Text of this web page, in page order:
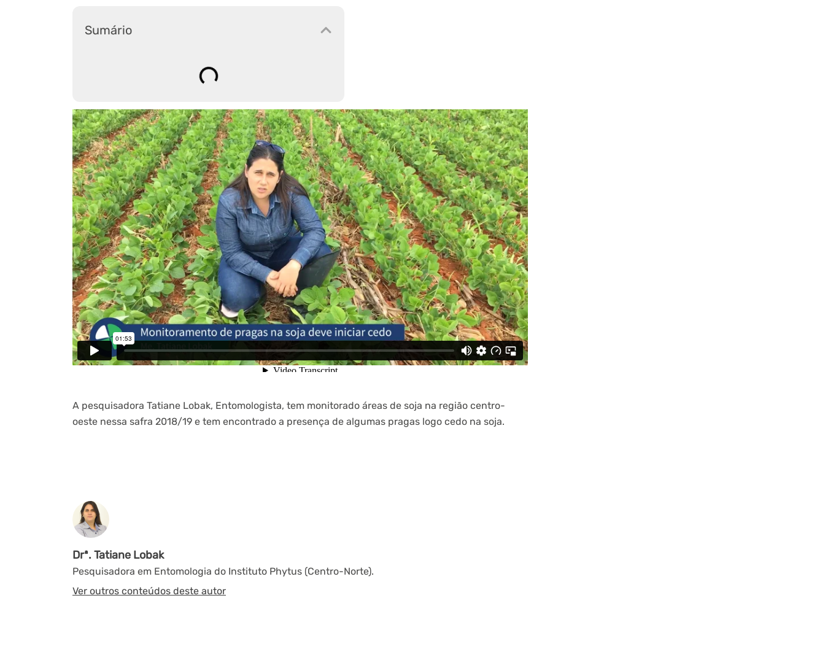
Sumário
A pesquisadora Tatiane Lobak, Entomologista, tem monitorado áreas de soja na região centro-
oeste nessa safra 2018/19 e tem encontrado a presença de algumas pragas logo cedo na soja.
Drª. Tatiane Lobak
Pesquisadora em Entomologia do Instituto Phytus (Centro-Norte).
Ver outros conteúdos deste autor